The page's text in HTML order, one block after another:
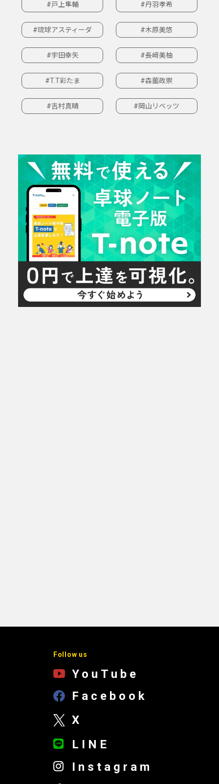
#戸上隼輔 #丹羽孝希
#琉球アスティーダ #木原美悠
#宇田幸矢 #長﨑美柚
#T.T彩たま #森薗政崇
#吉村真晴 #岡山リベッツ
Follow us
YouTube
Facebook
X
LINE
Instagram